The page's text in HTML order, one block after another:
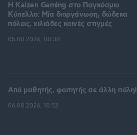
H Kaizen Gaming στο Παγκόσμιο
Kύπελλο: Μία διοργάνωση, δώδεκα
πόλεις, χιλιάδες κοινές στιγμές
05.08.2026, 08:38
Από μαθητής, φοιτητής σε άλλη πόλη!
06.08.2026, 10:52